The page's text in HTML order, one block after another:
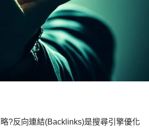
?反向連結(Backlinks)是搜尋引擎優化